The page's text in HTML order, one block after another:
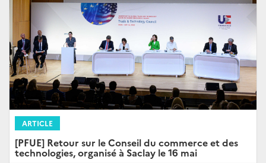
ARTICLE
[PFUE] Retour sur le Conseil du commerce et des
technologies, organisé à Saclay le 16 mai